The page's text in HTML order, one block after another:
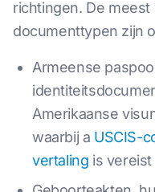
richtingen. De
documenttypen zijn
Armeense
Amerikaanse
waarbij a USCIS-
vertaling is vereist